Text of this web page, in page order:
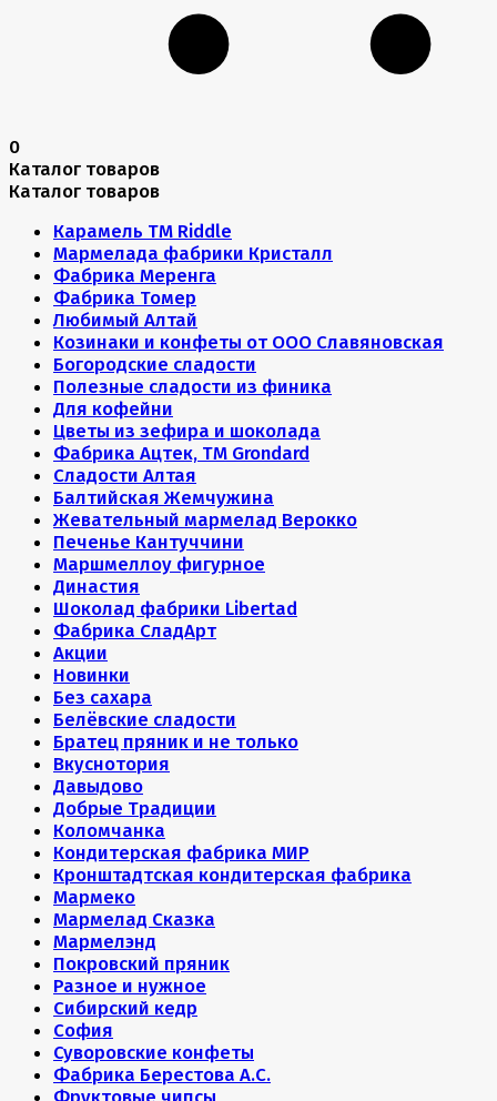
0
Каталог товаров
Каталог товаров
Карамель ТМ Riddle
Мармелада фабрики Кристалл
Фабрика Меренга
Фабрика Томер
Любимый Алтай
Козинаки и конфеты от ООО Славяновская
Богородские сладости
Полезные сладости из финика
Для кофейни
Цветы из зефира и шоколада
Фабрика Ацтек, ТМ Grondard
Сладости Алтая
Балтийская Жемчужина
Жевательный мармелад Верокко
Печенье Кантуччини
Маршмеллоу фигурное
Династия
Шоколад фабрики Libertad
Фабрика СладАрт
Акции
Новинки
Без сахара
Белёвские сладости
Братец пряник и не только
Вкуснотория
Давыдово
Добрые Традиции
Коломчанка
Кондитерская фабрика МИР
Кронштадтская кондитерская фабрика
Мармеко
Мармелад Сказка
Мармелэнд
Покровский пряник
Разное и нужное
Сибирский кедр
София
Суворовские конфеты
Фабрика Берестова А.С.
Фруктовые чипсы